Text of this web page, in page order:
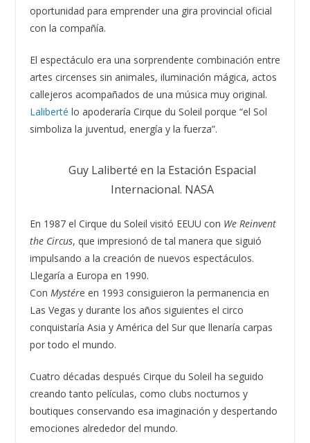
oportunidad para emprender una gira provincial oficial
con la compañía.
El espectáculo era una sorprendente combinación entre
artes circenses sin animales, iluminación mágica, actos
callejeros acompañados de una música muy original.
Laliberté lo apoderaría Cirque du Soleil porque “el Sol
simboliza la juventud, energía y la fuerza”.
Guy Laliberté en la Estación Espacial
Internacional. NASA
En 1987 el Cirque du Soleil visitó EEUU con We Reinvent
the Circus, que impresionó de tal manera que siguió
impulsando a la creación de nuevos espectáculos.
Llegaría a Europa en 1990.
Con Mystére en 1993 consiguieron la permanencia en
Las Vegas y durante los años siguientes el circo
conquistaría Asia y América del Sur que llenaría carpas
por todo el mundo.
Cuatro décadas después Cirque du Soleil ha seguido
creando tanto películas, como clubs nocturnos y
boutiques conservando esa imaginación y despertando
emociones alrededor del mundo.